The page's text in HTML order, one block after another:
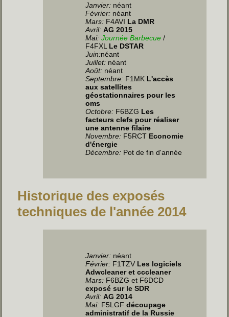
Janvier: néant
Février: néant
Mars: F4AVI La DMR
Avril:AG 2015
Mai: Journée Barbecue /
F4FXL Le DSTAR
Juin:néant
Juillet: néant
Août: néant
Septembre: F1MK L'accès
aux satellites
géostationnaires pour les
oms
Octobre: F6BZG Les
facteurs clefs pour réaliser
une antenne filaire
Novembre: F5RCT Economie
d'énergie
Décembre: Pot de fin d'année
Historique des exposés
techniques de l'année 2014
Janvier: néant
Février: F1TZV Les logiciels
Adwcleaner et cccleaner
Mars: F6BZG et F6DCD
exposé sur le SDR
Avril:AG 2014
Mai: F5LGFdécoupage
administratif de la Russie